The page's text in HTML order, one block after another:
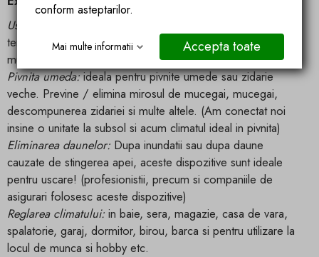
Uscator pentru constructii:
tencuielii, sapei etc. (Lucrarea poate fi continuata sau
mutata foarte repede)
Pivnita umeda:ideala pentru pivnite umede sau zidarie
veche. Previne / elimina mirosul de mucegai, mucegai,
descompunerea zidariei si multe altele. (Am conectat noi
insine o unitate la subsol si acum climatul ideal in pivnita)
Eliminarea daunelor: Dupa inundatii sau dupa daune
cauzate de stingerea apei, aceste dispozitive sunt ideale
pentru uscare! (profesionistii, precum si companiile de
asigurari folosesc aceste dispozitive)
Reglarea climatului: in baie, sera, magazie, casa de vara,
spalatorie, garaj, dormitor, birou, barca si pentru utilizare la
locul de munca si hobby etc.
conform asteptarilor.
Mai multe informatii Accepta toate